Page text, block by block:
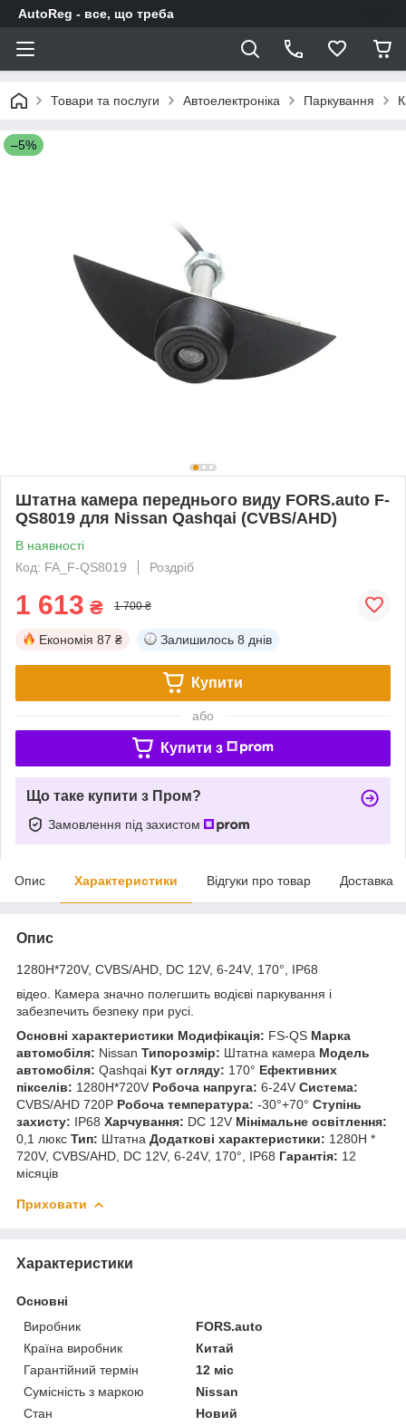
AutoReg - все, що треба
Товари та послуги Автоелектроніка Паркування
–5%
Штатна камера переднього виду FORS.auto F-
QS8019 для Nissan Qashqai (CVBS/AHD)
В наявності
Код: FA_F-QS8019
Роздріб
1 613 ₴ 1 700 ₴
Економія 87 ₴ Залишилось 8 днів
Купити
або
Купити з
Що таке купити з Пром?
Замовлення під захистом
Опис Характеристики Відгуки про товар Доставка
Опис
1280H*720V, CVBS/AHD, DC 12V, 6-24V, 170°, IP68
відео. Камера значно полегшить водієві паркування і
забезпечить безпеку при русі.
Основні характеристики Модифікація: FS-QS Марка
автомобіля: Nissan Типорозмір: Штатна камера Модель
автомобіля: Qashqai Кут огляду: 170° Ефективних
пікселів: 1280H*720V Робоча напруга: 6-24V Система:
CVBS/AHD 720P Робоча температура: -30°+70° Ступінь
захисту: IP68 Харчування: DC 12V Мінімальне освітлення:
0,1 люкс Тип: Штатна Додаткові характеристики: 1280H *
720V, CVBS/AHD, DC 12V, 6-24V, 170°, IP68 Гарантія: 12
місяців
Приховати
Характеристики
Основні
Виробник
FORS.auto
Країна виробник
Китай
Гарантійний термін
12 міс
Сумісність з маркою
Nissan
Стан
Новий